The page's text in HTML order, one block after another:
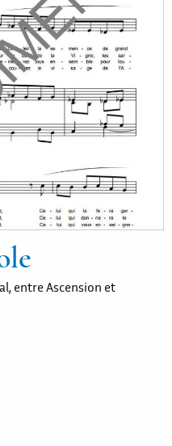
entre Ascension et